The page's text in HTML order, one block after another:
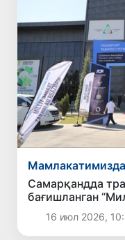
Мамлакатимизда
Самарқандда
бағишланган
кўргазмаси
16 июл 2026,